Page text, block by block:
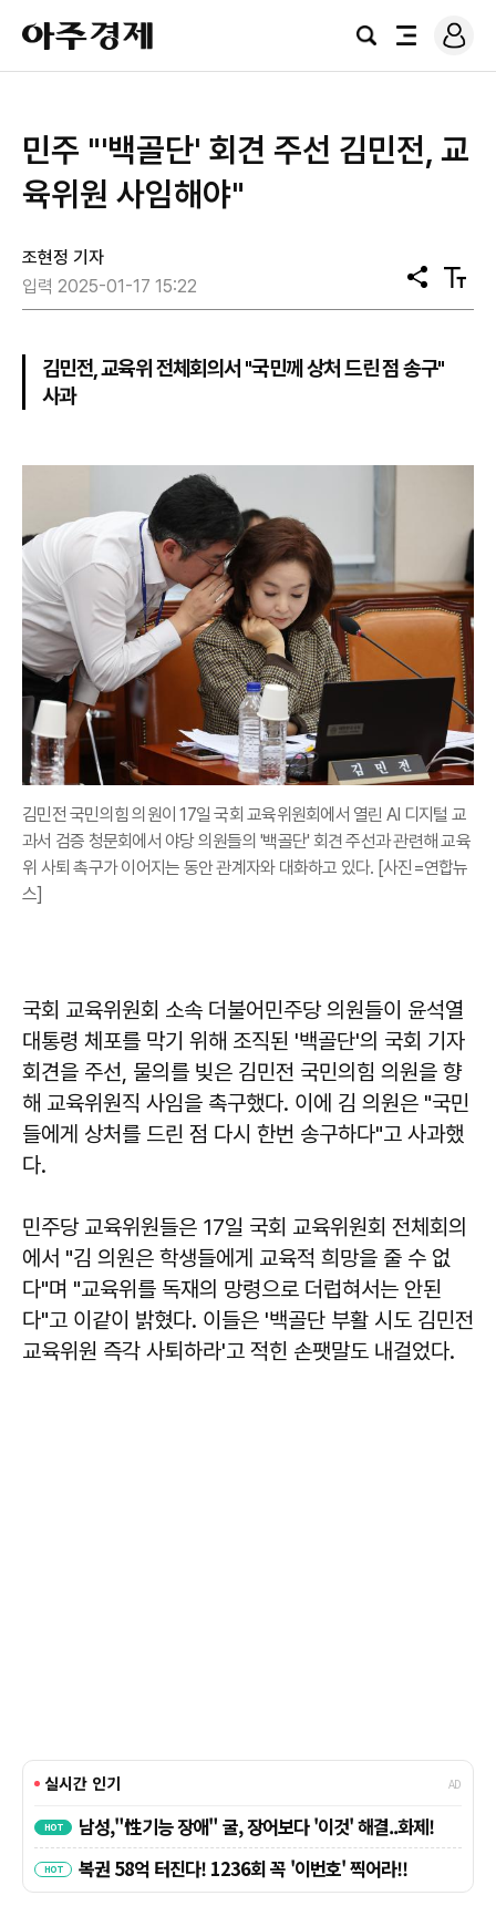
아
주
경
검
전
로
그
민주 "'백골단' 회견 주선 김민전, 교
육위원 사임해야"
조현정 기자
입력 2025-01-17 15:22
공
유
텍
스
김민전, 교육위 전체회의서 "국민께 상처 드린 점 송구"
사과
김민전 국민의힘 의원이 17일 국회 교육위원회에서 열린 AI 디지털 교
과서 검증 청문회에서 야당 의원들의 '백골단' 회견 주선과 관련해 교육
위 사퇴 촉구가 이어지는 동안 관계자와 대화하고 있다. [사진=연합뉴
스]
국회 교육위원회 소속 더불어민주당 의원들이 윤석열
대통령 체포를 막기 위해 조직된 '백골단'의 국회 기자
회견을 주선, 물의를 빚은 김민전 국민의힘 의원을 향
해 교육위원직 사임을 촉구했다. 이에 김 의원은 "국민
들에게 상처를 드린 점 다시 한번 송구하다"고 사과했
다.
민주당 교육위원들은 17일 국회 교육위원회 전체회의
에서 "김 의원은 학생들에게 교육적 희망을 줄 수 없
다"며 "교육위를 독재의 망령으로 더럽혀서는 안된
다"고 이같이 밝혔다. 이들은 '백골단 부활 시도 김민전
교육위원 즉각 사퇴하라'고 적힌 손팻말도 내걸었다.